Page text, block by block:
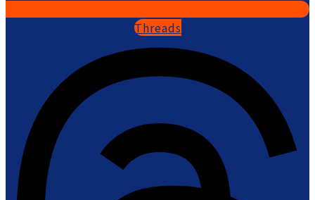
Threads